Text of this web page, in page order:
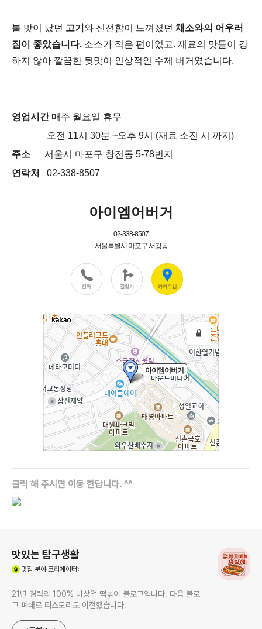
불 맛이 났던 고기 와 신선함이 느껴졌던 채소와의 어우러
짐이 좋았습니다. 소스가 적은 편이었고. 재료의 맛들이 강
하지 않아 깔끔한 뒷맛이 인상적인 수제 버거였습니다.
영업시간매주 월요일 휴무
오전 11시 30분 ~오후 9시 (재료 소진 시 까지)
주소 서울시 마포구 창전동 5-78번지
연락처 02-338-8507
클릭 해 주시면 이동 한답니다. ^^
맛있는 탐구생활
맛집 분야 크리에이터
21년 경력의 100% 비상업 떡볶이 블로그입니다. 다음 블로
그 폐쇄로 티스토리로 이전했습니다.